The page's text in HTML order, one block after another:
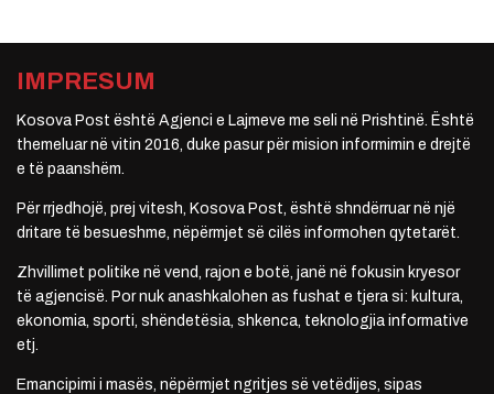
IMPRESUM
Kosova Post është Agjenci e Lajmeve me seli në Prishtinë. Është
themeluar në vitin 2016, duke pasur për mision informimin e drejtë
e të paanshëm.
Për rrjedhojë, prej vitesh, Kosova Post, është shndërruar në një
dritare të besueshme, nëpërmjet së cilës informohen qytetarët.
Zhvillimet politike në vend, rajon e botë, janë në fokusin kryesor
të agjencisë. Por nuk anashkalohen as fushat e tjera si: kultura,
ekonomia, sporti, shëndetësia, shkenca, teknologjia informative
etj.
Emancipimi i masës, nëpërmjet ngritjes së vetëdijes, sipas